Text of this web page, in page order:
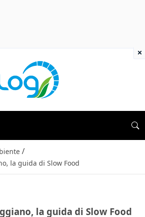
/
la guida di Slow Food
la guida di Slow Food
×